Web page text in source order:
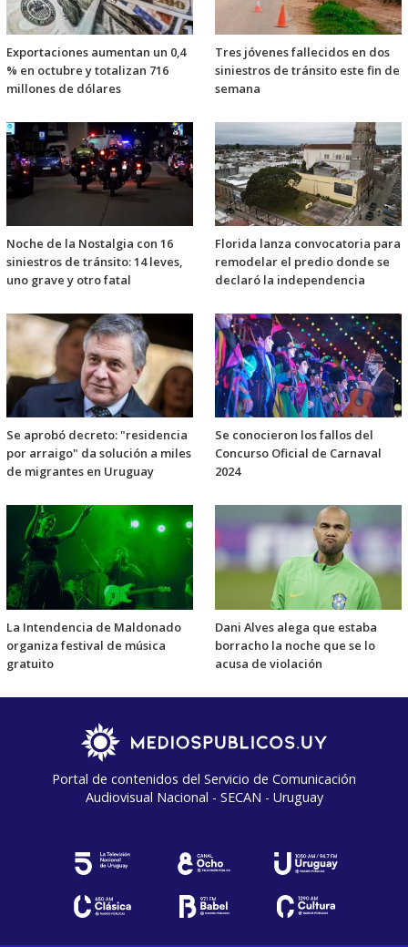
Exportaciones aumentan un 0,4
% en octubre y totalizan 716
millones de dólares
Tres jóvenes fallecidos en dos
siniestros de tránsito este fin de
semana
Noche de la Nostalgia con 16
siniestros de tránsito: 14 leves,
uno grave y otro fatal
Florida lanza convocatoria para
remodelar el predio donde se
declaró la independencia
Se aprobó decreto: "residencia
por arraigo" da solución a miles
de migrantes en Uruguay
Se conocieron los fallos del
Concurso Oficial de Carnaval
2024
La Intendencia de Maldonado
organiza festival de música
gratuito
Dani Alves alega que estaba
borracho la noche que se lo
acusa de violación
Portal de contenidos del Servicio de Comunicación
Audiovisual Nacional - SECAN - Uruguay